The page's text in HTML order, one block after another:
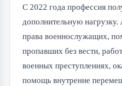
С 2022 года профессия
дополнительную
права военнослужащих,
пропавших без вести,
военных преступлениях,
помощь внутренне